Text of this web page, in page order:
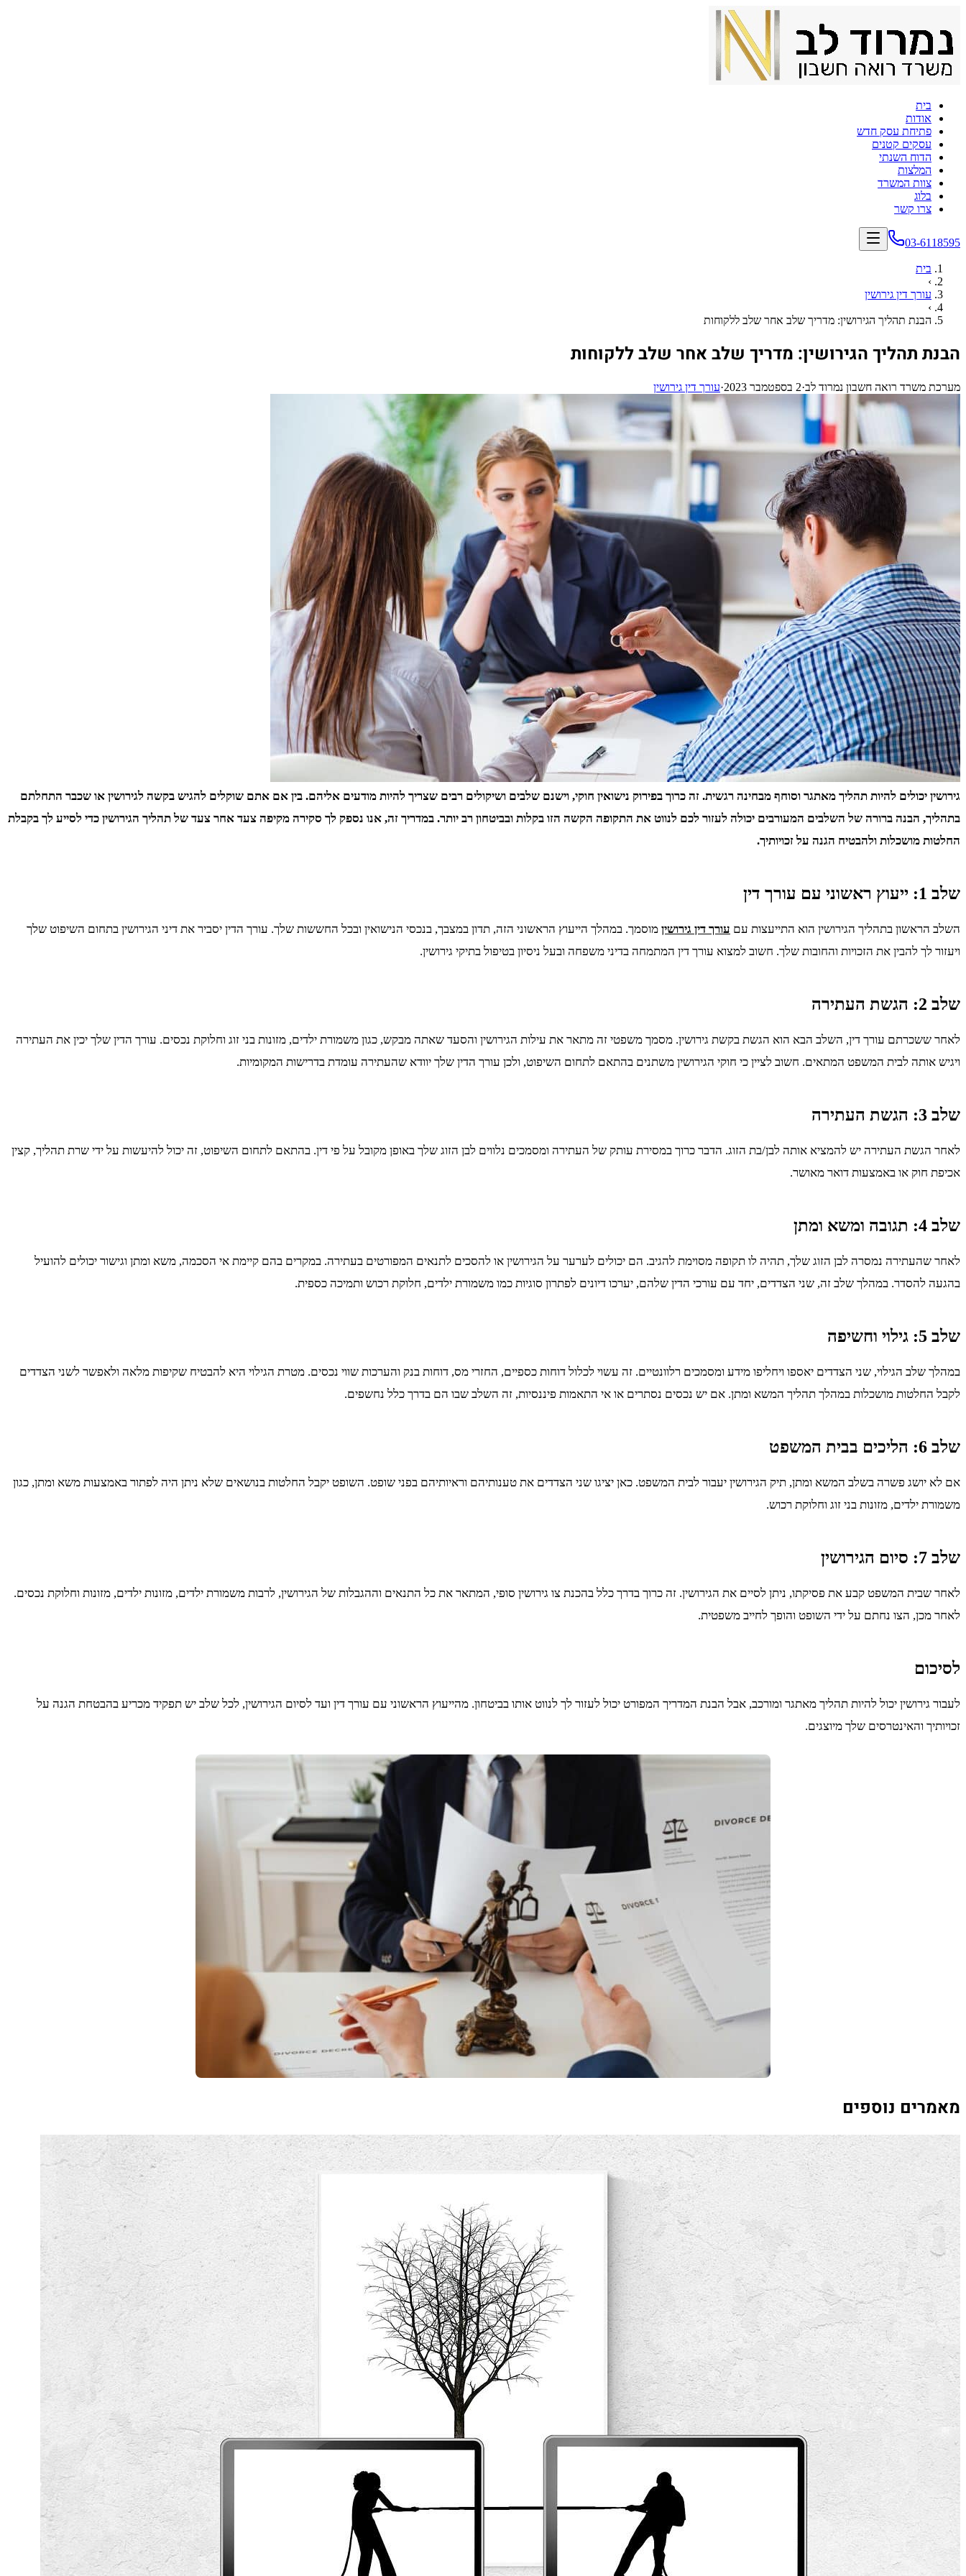
בית
אודות
פתיחת עסק חדש
עסקים קטנים
הדוח השנתי
המלצות
צוות המשרד
בלוג
צרו קשר
03-6118595
בית
›
עורך דין גירושין
›
הבנת תהליך הגירושין: מדריך שלב אחר שלב ללקוחות
הבנת תהליך הגירושין: מדריך שלב אחר שלב ללקוחות
מערכת משרד רואה חשבון נמרוד לב·2 בספטמבר 2023 ·עורך דין גירושין
גירושין יכולים להיות תהליך מאתגר וסוחף מבחינה רגשית. זה כרוך בפירוק נישואין חוקי, וישנם שלבים ושיקולים רבים שצריך להיות מודעים אליהם. בין אם אתם שוקלים להגיש בקשה לגירושין או שכבר התחלתם
בתהליך, הבנה ברורה של השלבים המעורבים יכולה לעזור לכם לנווט את התקופה הקשה הזו בקלות ובביטחון רב יותר. במדריך זה, אנו נספק לך סקירה מקיפה צעד אחר צעד של תהליך הגירושין כדי לסייע לך בקבלת
החלטות מושכלות ולהבטיח הגנה על זכויותיך.
שלב 1: ייעוץ ראשוני עם עורך דין
השלב הראשון בתהליך הגירושין הוא התייעצות עם עורך דין גירושין מוסמך. במהלך הייעוץ הראשוני הזה, תדון במצבך, בנכסי הנישואין ובכל החששות שלך. עורך הדין יסביר את דיני הגירושין בתחום השיפוט שלך
ויעזור לך להבין את הזכויות והחובות שלך. חשוב למצוא עורך דין המתמחה בדיני משפחה ובעל ניסיון בטיפול בתיקי גירושין.
שלב 2: הגשת העתירה
לאחר ששכרתם עורך דין, השלב הבא הוא הגשת בקשת גירושין. מסמך משפטי זה מתאר את עילות הגירושין והסעד שאתה מבקש, כגון משמורת ילדים, מזונות בני זוג וחלוקת נכסים. עורך הדין שלך יכין את העתירה
ויגיש אותה לבית המשפט המתאים. חשוב לציין כי חוקי הגירושין משתנים בהתאם לתחום השיפוט, ולכן עורך הדין שלך יוודא שהעתירה עומדת בדרישות המקומיות.
שלב 3: הגשת העתירה
לאחר הגשת העתירה יש להמציא אותה לבן/בת הזוג. הדבר כרוך במסירת עותק של העתירה ומסמכים נלווים לבן הזוג שלך באופן מקובל על פי דין. בהתאם לתחום השיפוט, זה יכול להיעשות על ידי שרת תהליך, קצין
אכיפת חוק או באמצעות דואר מאושר.
שלב 4: תגובה ומשא ומתן
לאחר שהעתירה נמסרה לבן הזוג שלך, תהיה לו תקופה מסוימת להגיב. הם יכולים לערער על הגירושין או להסכים לתנאים המפורטים בעתירה. במקרים בהם קיימת אי הסכמה, משא ומתן וגישור יכולים להועיל
בהגעה להסדר. במהלך שלב זה, שני הצדדים, יחד עם עורכי הדין שלהם, יערכו דיונים לפתרון סוגיות כמו משמורת ילדים, חלוקת רכוש ותמיכה כספית.
שלב 5: גילוי וחשיפה
במהלך שלב הגילוי, שני הצדדים יאספו ויחליפו מידע ומסמכים רלוונטיים. זה עשוי לכלול דוחות כספיים, החזרי מס, דוחות בנק והערכות שווי נכסים. מטרת הגילוי היא להבטיח שקיפות מלאה ולאפשר לשני הצדדים
לקבל החלטות מושכלות במהלך תהליך המשא ומתן. אם יש נכסים נסתרים או אי התאמות פיננסיות, זה השלב שבו הם בדרך כלל נחשפים.
שלב 6: הליכים בבית המשפט
אם לא יושג פשרה בשלב המשא ומתן, תיק הגירושין יעבור לבית המשפט. כאן יציגו שני הצדדים את טענותיהם וראיותיהם בפני שופט. השופט יקבל החלטות בנושאים שלא ניתן היה לפתור באמצעות משא ומתן, כגון
משמורת ילדים, מזונות בני זוג וחלוקת רכוש.
שלב 7: סיום הגירושין
לאחר שבית המשפט קבע את פסיקתו, ניתן לסיים את הגירושין. זה כרוך בדרך כלל בהכנת צו גירושין סופי, המתאר את כל התנאים וההגבלות של הגירושין, לרבות משמורת ילדים, מזונות ילדים, מזונות וחלוקת נכסים.
לאחר מכן, הצו נחתם על ידי השופט והופך לחייב משפטית.
לסיכום
לעבור גירושין יכול להיות תהליך מאתגר ומורכב, אבל הבנת המדריך המפורט יכול לעזור לך לנווט אותו בביטחון. מהייעוץ הראשוני עם עורך דין ועד לסיום הגירושין, לכל שלב יש תפקיד מכריע בהבטחת הגנה על
זכויותיך והאינטרסים שלך מיוצגים.
מאמרים נוספים